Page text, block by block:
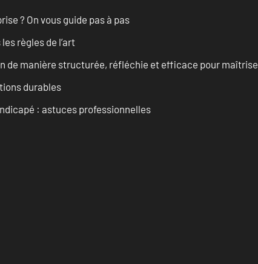
? On vous guide pas à pas
règles de l’art
de manière structurée, réfléchie et efficace pour
durables
: astuces professionnelles